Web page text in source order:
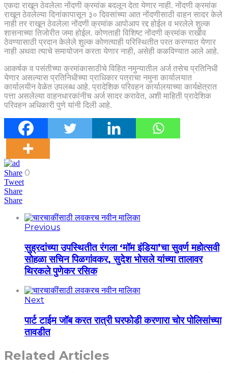
एकदा राखून ठेवलेला नोंदणी क्रमांक बदलून देता येणार नाही. नोंदणी क्रमांक
राखून ठेवलेल्या दिनांकापासून ३० दिवसांच्या आत नोंदणीसाठी वाहन सादर केले
नाही तर राखून ठेवलेला नोंदणी क्रमांक आपोआप रद्द होईल व भरलेले शुल्क
शासनाच्या तिजोरीत जमा होईल. कोणताही विशिष्ट नोंदणी क्रमांक राखीव
ठेवण्यासाठी प्रदान केलेले शुल्क कोणत्याही परिस्थितीत परत करण्यात येणार
नाही अथवा त्याचे समायोजन करता येणार नाही, असेही कळविण्यात आले आहे.
आकर्षक व पसंतीच्या क्रमांकासाठीचे विहित नमुन्यातील अर्ज तसेच प्रतिनिधी
येणार असल्यास प्रतिनिधीच्या प्राधिकार पत्राचा नमुना कार्यालयात
कार्यालयीन वेळेत उपलब्ध आहे. प्रादेशिक परिवहन कार्यालयाच्या कार्यक्षेत्रात
पत्ता असलेल्या वाहनधारकांनीच अर्ज सादर करावेत, अशी माहिती प्रादेशिक
परिवहन अधिकारी पुणे यांनी दिली आहे.
Share 0
Tweet
Share
Share
Previous
सुह्रदांच्या उपस्थितीत रंगला ‌‘मॉम इंडिया’चा सुवर्ण महोत्सवी
सोहळा सचिन पिळगांवकर, सुदेश भोसले यांच्या तालावर
थिरकले पुणेकर रसिक
Next
पार्ट टाईम जॉब करत रात्री घरफोडी करणारा चोर पोलिसांच्या
तावडीत
Related Articles